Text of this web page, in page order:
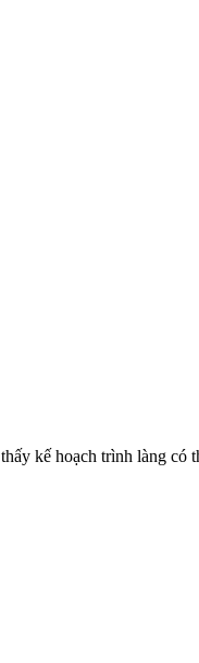
kế hoạch trình làng có